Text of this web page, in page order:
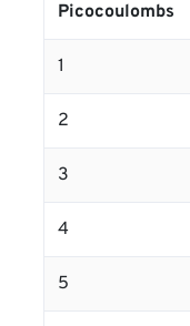
Picocoulombs
1
2
3
4
5